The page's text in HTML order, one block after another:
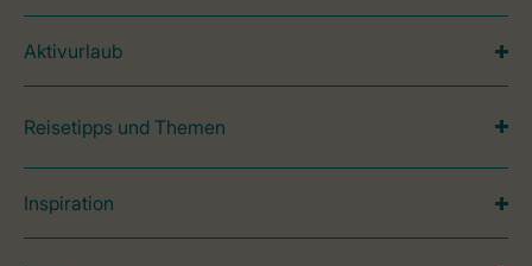
Aktivurlaub
Reisetipps und Themen
Inspiration